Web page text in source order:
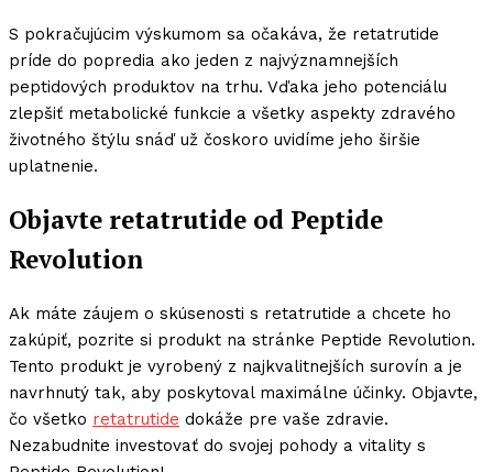
S pokračujúcim výskumom sa očakáva, že retatrutide
príde do popredia ako jeden z najvýznamnejších
peptidových produktov na trhu. Vďaka jeho potenciálu
zlepšiť metabolické funkcie a všetky aspekty zdravého
životného štýlu snáď už čoskoro uvidíme jeho širšie
uplatnenie.
Objavte retatrutide od Peptide
Revolution
Ak máte záujem o skúsenosti s retatrutide a chcete ho
zakúpiť, pozrite si produkt na stránke Peptide Revolution.
Tento produkt je vyrobený z najkvalitnejších surovín a je
navrhnutý tak, aby poskytoval maximálne účinky. Objavte,
čo všetko retatrutide dokáže pre vaše zdravie.
Nezabudnite investovať do svojej pohody a vitality s